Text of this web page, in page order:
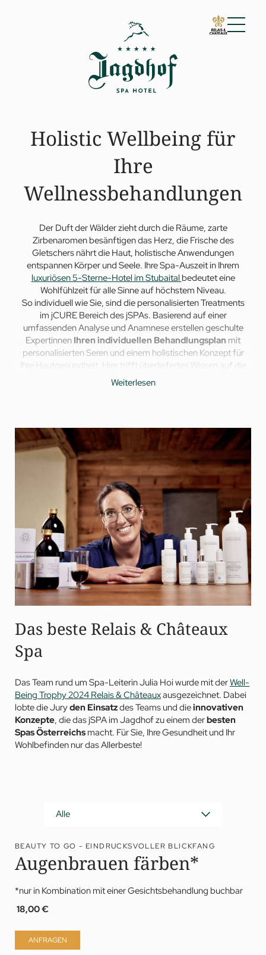
01 Der Jagdhof
02 Zimmer & Suiten
Spa
Jagdhof Specials nach Dr. A. Papp
Day Spa
05 Angebote
06 Aktivitäten
07 Events
Holistic Wellbeing für
Ihre
Wellnessbehandlungen
Der Duft der Wälder zieht durch die Räume, zarte
Zirbenaromen besänftigen das Herz, die Frische des
Gletschers nährt die Haut, holistische Anwendungen
entspannen Körper und Seele. Ihre Spa-Auszeit in Ihrem
luxuriösen 5-Sterne-Hotel im Stubaital bedeutet eine
Wohlfühlzeit für alle Sinne auf höchstem Niveau.
So individuell wie Sie, sind die personalisierten Treatments
im jCURE Bereich des jSPAs. Basierend auf einer
umfassenden Analyse und Anamnese erstellen geschulte
Expertinnen Ihren individuellen Behandlungsplan mit
personalisierten Seren und einem holistischen Konzept für
Ihre Hautgesundheit. Hier trifft überliefertes Wissen auf die
neuesten wissenschaftlichen Erkenntnisse, modernste
hochklassige Behandlungen in den Bereichen Pro-Aging,
Hautgesundheit, Tiefenentspannung, Regeneration und
Prävention.
Weiterlesen
Das beste Relais & Châteaux
Spa
Das Team rund um Spa-Leiterin Julia Hoi wurde mit derWell-
Being Trophy 2024 Relais & Châteauxausgezeichnet. Dabei
lobte die Juryden Einsatzdes Teams und dieinnovativen
Konzepte, die das jSPA im Jagdhof zu einem derbesten
Spas Österreichsmacht. Für Sie, Ihre Gesundheit und Ihr
Wohlbefinden nur das Allerbeste!
Alle
BEAUTY TO GO - EINDRUCKSVOLLER BLICKFANG
Augenbrauen färben*
*nur in Kombination mit einer Gesichtsbehandlung buchbar
18,00 €
ANFRAGEN